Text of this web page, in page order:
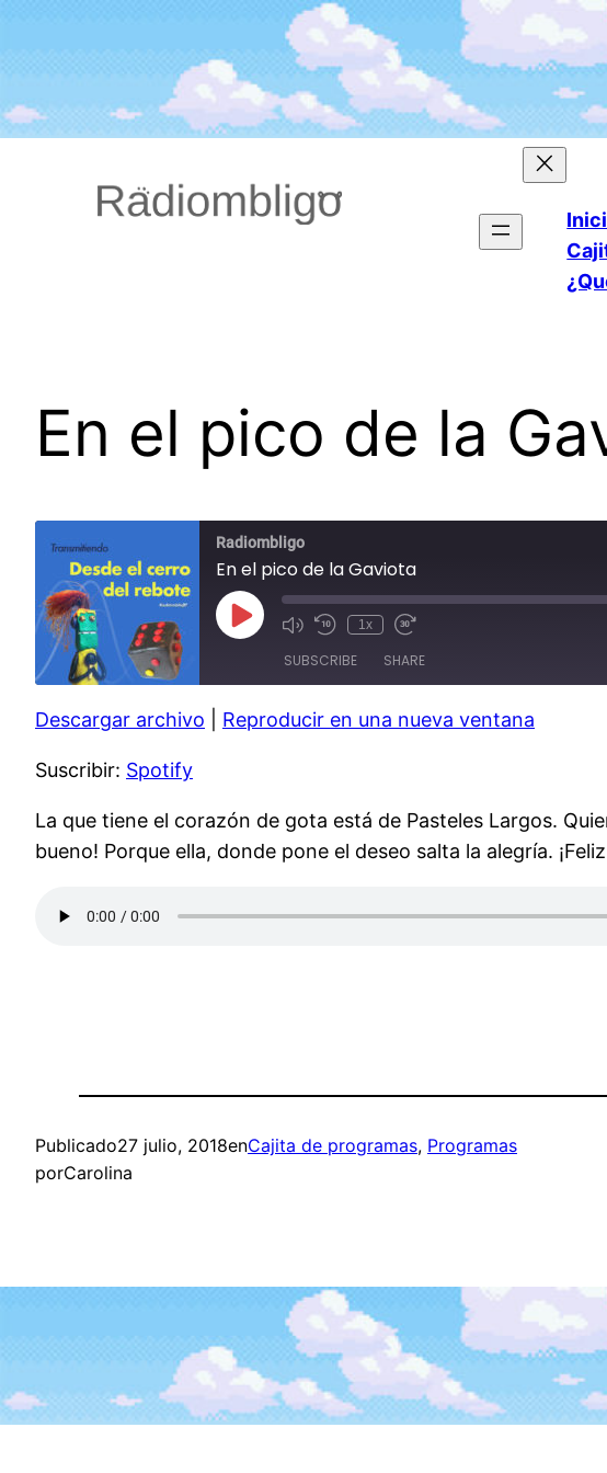
En el pico de la
Radiombligo
En el pico de la Gaviota
Play
Episode Mute/Unmute
Rewind
Seconds
1x
Fast
30
seconds
SUBSCRIBE SHARE
Spotify
RSS FEED
SHARE
LINK
EMBED
Descargar archivo Reproducir en una nueva ventana
Suscribir: Spotify
La que tiene el corazón de gota está de Pasteles Largos.
bueno! Porque ella, donde pone el deseo salta la alegría.
Publicado27 julio, 2018enCajita de programas, Programas
porCarolina